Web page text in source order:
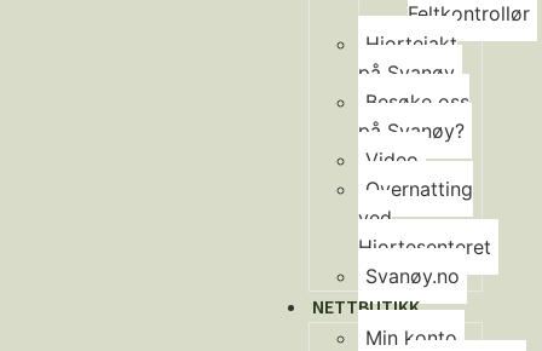
Feltkontrollør
Hjortejakt
på Svanøy
Besøke oss
på Svanøy?
Video
Overnatting
ved
Hjortesenteret
Svanøy.no
NETTBUTIKK
Min konto